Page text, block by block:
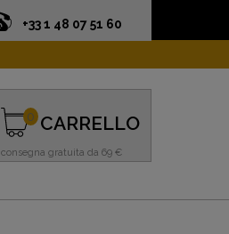
+33 1 48 07 51 60
CARRELLO
consegna gratuita da 69 €
0